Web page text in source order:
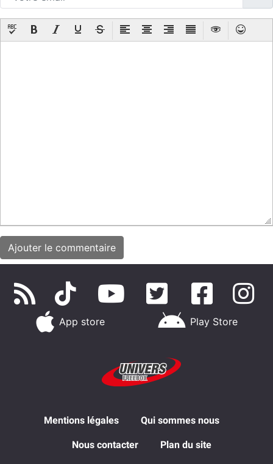
App store Play Store
Mentions légales Qui sommes nous
Nous contacter Plan du site